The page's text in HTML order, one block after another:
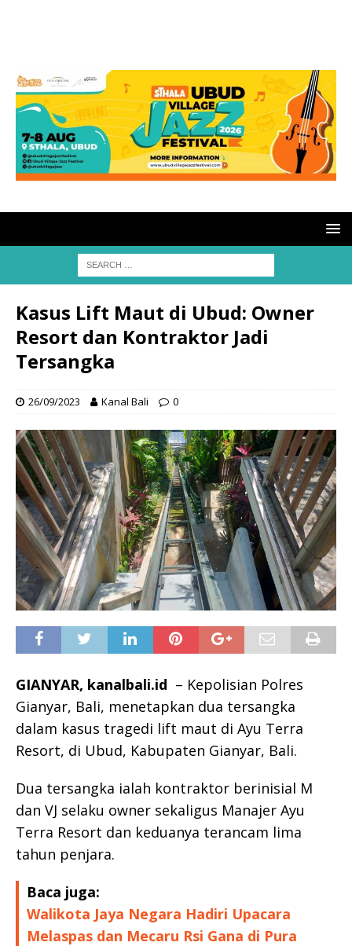
Kasus Lift Maut di Ubud: Owner
Resort dan Kontraktor Jadi
Tersangka
26/09/2023 Kanal Bali 0
GIANYAR, kanalbali.id – Kepolisian Polres
Gianyar, Bali, menetapkan dua tersangka
dalam kasus tragedi lift maut di Ayu Terra
Resort, di Ubud, Kabupaten Gianyar, Bali.
Dua tersangka ialah kontraktor berinisial M
dan VJ selaku owner sekaligus Manajer Ayu
Terra Resort dan keduanya terancam lima
tahun penjara.
Baca juga:
Walikota Jaya Negara Hadiri Upacara
Melaspas dan Mecaru Rsi Gana di Pura